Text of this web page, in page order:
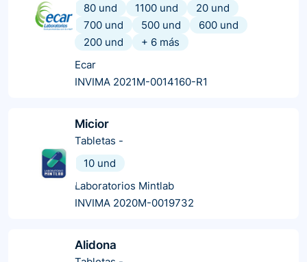
80 und
1100 und
20 und
700 und
500 und
600 und
200 und
+ 6 más
Ecar
INVIMA 2021M-0014160-R1
Micior
Tabletas -
10 und
Laboratorios Mintlab
INVIMA 2020M-0019732
Alidona